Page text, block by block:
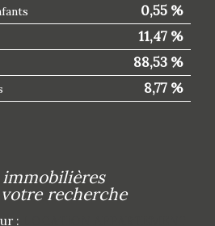
0,55 %
11,47 %
88,53 %
8,77 %
recherche
: